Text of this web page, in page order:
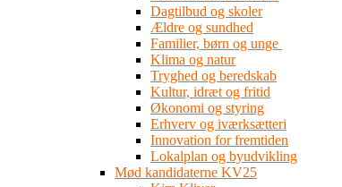
Dagtilbud og skoler
Ældre og sundhed
Familier, børn og unge
Klima og natur
Tryghed og beredskab
Kultur, idræt og fritid
Økonomi og styring
Erhverv og iværksætteri
Innovation for fremtiden
Lokalplan og byudvikling
Mød kandidaterne KV25